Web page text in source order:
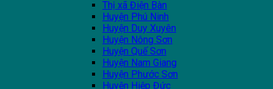
Thị xã Điện Bàn
Huyện Phú Ninh
Huyện Duy Xuyên
Huyện Nông Sơn
Huyện Quế Sơn
Huyện Nam Giang
Huyện Phước Sơn
Huyện Hiệp Đức